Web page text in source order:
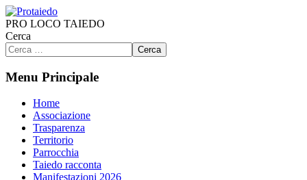
PRO LOCO TAIEDO
Cerca
Cerca
Menu Principale
Home
Associazione
Trasparenza
Territorio
Parrocchia
Taiedo racconta
Manifestazioni 2026